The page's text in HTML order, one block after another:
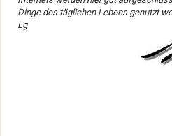
Dinge des täglichen Lebens genutzt
Lg